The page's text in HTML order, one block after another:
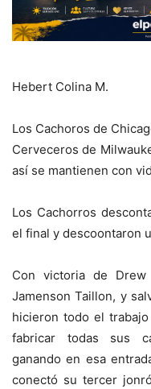
Hebert Colina M.
Los Cachoros de
Cerveceros de
así se mantienen con
Los Cachorros
el final y descoontaron
Con victoria de Drew
Jamenson Taillon, y
hicieron todo el
fabricar todas sus
ganando en esa
conectó su tercer